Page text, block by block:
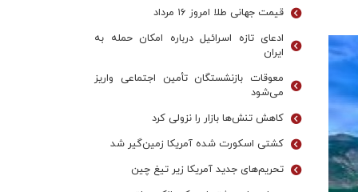
قیمت جهانی طلا امروز ۱۶ مرداد
ادعای تازه اسرائیل درباره امکان حمله به
ایران
معوقات بازنشستگان تأمین اجتماعی واریز
می‌شود
کاهش تنش‌ها بازار را نزولی کرد
کشتی اسکورت شده آمریکا زمین‌گیر شد
تحریم‌های جدید آمریکا زیر تیغ چین